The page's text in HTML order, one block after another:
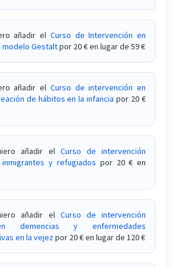
tratamiento psicológico del dolor
elaboración de informes en
para violencia de género
e intervención con niños
y parafilias sexuales: evaluación
de rabietas
historia de la psicología:
añadir el Curso de Intervención en
Gestaltpor 20 € en lugar de 59 €
añadir el Curso de intervención en
de hábitos en la infancia por 20 €
añadir el Curso de intervención
y refugiados por 20 € en
añadir el Curso de intervención
demencias y enfermedades
en la vejezpor 20 € en lugar de 120 €